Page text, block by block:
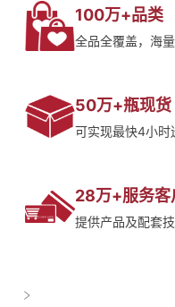
100万+品类
全品全覆盖，海
50万+瓶现货
可实现最快4小时
28万+服务客
提供产品及配套